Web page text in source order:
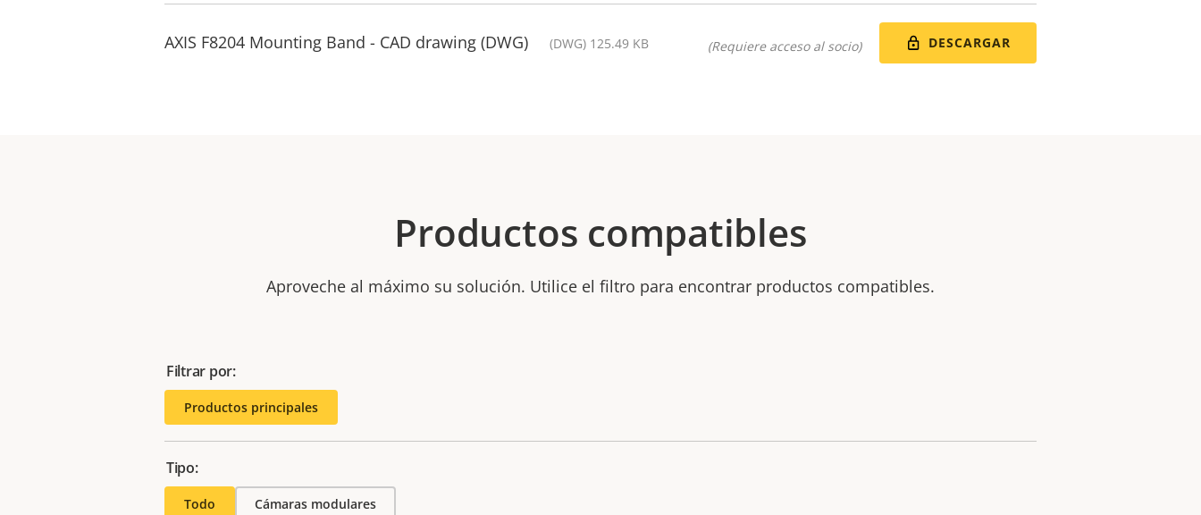
AXIS F8204 Mounting Band - CAD drawing (DWG) (DWG) 125.49 KB (Requiere acceso al socio) DESCARGAR
Productos compatibles
Aproveche al máximo su solución. Utilice el filtro para encontrar productos compatibles.
Filtrar por:
Productos principales
Tipo:
Todo Cámaras modulares